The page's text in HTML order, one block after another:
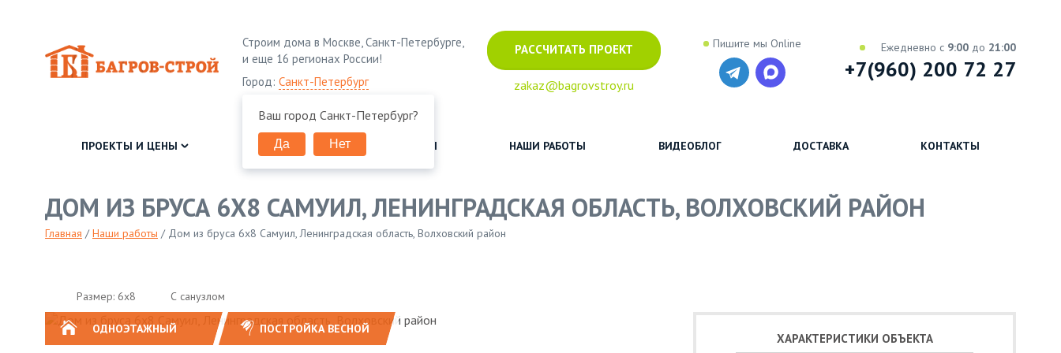
Строим дома в Москве, Санкт-Петербурге,
и еще 16 регионах России!
Город: Санкт-Петербург
Ваш город Санкт-Петербург?
Да Нет
РАССЧИТАТЬ ПРОЕКТ
zakaz@bagrovstroy.ru
Пишите мы Online Ежедневно с 9:00 до 21:00
+7(960) 200 72 27
ПРОЕКТЫ И ЦЕНЫ КЛИЕНТУ ОТЗЫВЫ НАШИ РАБОТЫ ВИДЕОБЛОГ ДОСТАВКА КОНТАКТЫ
ДОМ ИЗ БРУСА 6Х8 САМУИЛ, ЛЕНИНГРАДСКАЯ ОБЛАСТЬ, ВОЛХОВСКИЙ РАЙОН
Главная /Наши работы / Дом из бруса 6х8 Самуил, Ленинградская область, Волховский район
ОДНОЭТАЖНЫЙ ПОСТРОЙКА ВЕСНОЙ
Размер: 6х8 С санузлом
ХАРАКТЕРИСТИКИ ОБЪЕКТА